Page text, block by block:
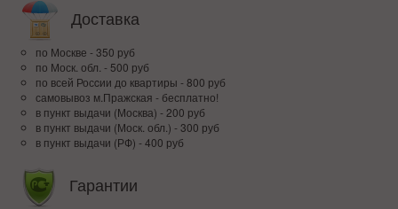
Доставка
по Москве - 350 руб
по Моск. обл. - 500 руб
по всей Росcии до квартиры - 800 руб
самовывоз м.Пражская - бесплатно!
в пункт выдачи (Москва) - 200 руб
в пункт выдачи (Моск. обл.) - 300 руб
в пункт выдачи (РФ) - 400 руб
Гарантии